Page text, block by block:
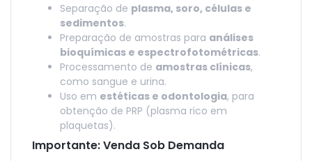
Separação de plasma, soro, células e
sedimentos.
Preparação de amostras para análises
bioquímicas e espectrofotométricas.
Processamento de amostras clínicas,
como sangue e urina.
Uso em estéticas e odontologia, para
obtenção de PRP (plasma rico em
plaquetas).
Importante: Venda Sob Demanda